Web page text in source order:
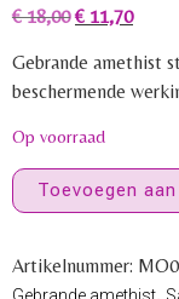
€18,00 € 11,70
Gebrande amethist
beschermende
Op voorraad
Toevoegen
Artikelnummer:
Gebrande amethist